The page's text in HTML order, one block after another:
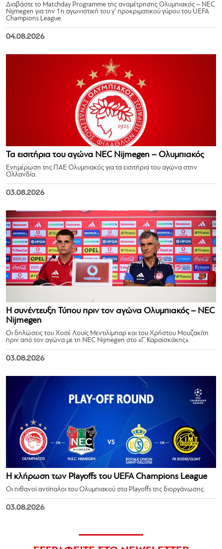
Διαβάστε το Matchday Programme της αναμέτρησης Ολυμπιακός – NEC
Nijmegen για την 1η αγωνιστική του γ’ προκριματικού γύρου του UEFA
Champions League.
04.08.2026
Τα εισιτήρια του αγώνα NEC Nijmegen – Ολυμπιακός
Ενημέρωση της ΠΑΕ Ολυμπιακός για τα εισιτήρια του αγώνα στην
Ολλανδία.
03.08.2026
Η συνέντευξη Τύπου πριν τον αγώνα Ολυμπιακός – NEC
Nijmegen
Οι δηλώσεις του Χοσέ Λουίς Μεντιλίμπαρ και του Χρήστου Μουζακίτη
πριν από τον αγώνα με τη NEC Nijmegen στο «Γ. Καραϊσκάκης».
03.08.2026
Η κλήρωση των Playoffs του UEFA Champions League
Οι πιθανοί αντίπαλοι του Ολυμπιακού στα Playoffs της διοργάνωσης.
03.08.2026